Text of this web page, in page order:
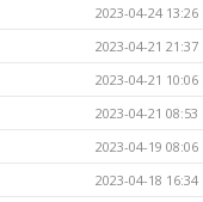
2023-04-24 13:26
2023-04-21 21:37
2023-04-21 10:06
2023-04-21 08:53
2023-04-19 08:06
2023-04-18 16:34